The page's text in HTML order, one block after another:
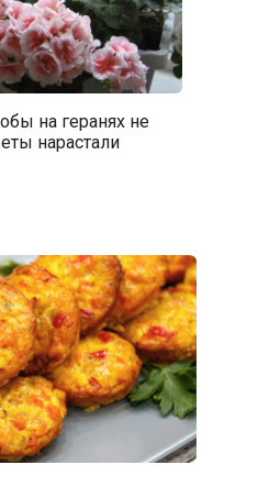
на геранях не
нарастали